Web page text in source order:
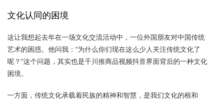
文化认同的困境
这让我想起去年在一场文化交流活动中，一位外国朋友对中国传统
艺术的困惑。他问我：“为什么你们现在这么少人关注传统文化了
呢？”这个问题，其实也是千川推商品视频抖音界面背后的一种文化
困境。
一方面，传统文化承载着民族的精神和智慧，是我们文化的根和